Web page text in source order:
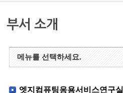
부서 소개
메뉴를 선택하세요.
엣지컴퓨팅응용서비스연구실